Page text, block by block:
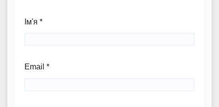
Ім'я *
Email *